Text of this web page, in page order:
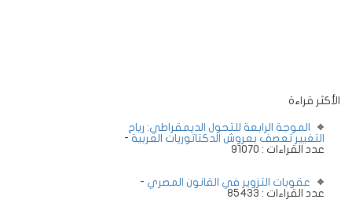
الأكثر قراءة
الموجة الرابعة للتحول الديمقراطي: رياح
التغيير تعصف بعروش الدكتاتوريات العربية -
عدد القراءات : 91070
عقوبات التزوير في القانون المصري -
عدد القراءات : 85433